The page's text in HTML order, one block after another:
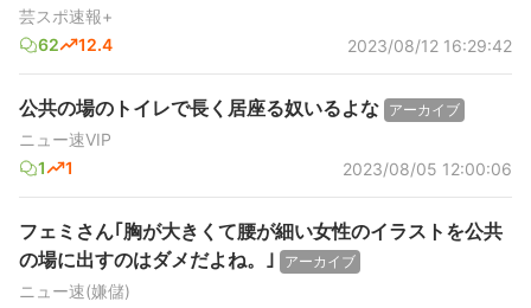
芸スポ速報+
62
12.4 2023/08/12 16:29:42
公共の場のトイレで長く居座る奴いるよな アーカイブ
ニュー速VIP
1
1 2023/08/05 12:00:06
フェミさん｢胸が大きくて腰が細い女性のイラストを公共
の場に出すのはダメだよね。｣
アーカイブ
ニュー速(嫌儲)